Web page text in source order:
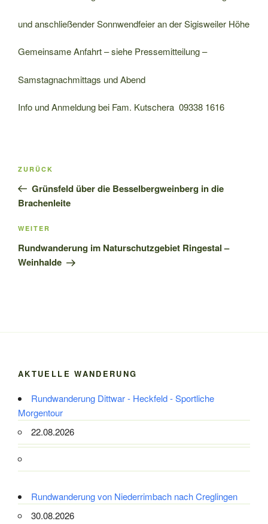
und anschließender Sonnwendfeier an der Sigisweiler Höhe
Gemeinsame Anfahrt – siehe Pressemitteilung –
Samstagnachmittags und Abend
Info und Anmeldung bei Fam. Kutschera 09338 1616
Beitragsnavigation
Vorheriger
Beitrag
ZURÜCK
Grünsfeld über die Besselbergweinberg in die
Brachenleite
Nächster
Beitrag
WEITER
Rundwanderung im Naturschutzgebiet Ringestal –
Weinhalde
AKTUELLE WANDERUNG
Rundwanderung Dittwar - Heckfeld - Sportliche
Morgentour
22.08.2026
Rundwanderung von Niederrimbach nach Creglingen
30.08.2026